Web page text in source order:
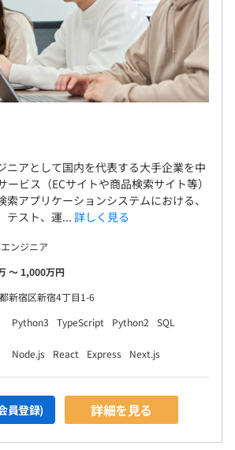
ニアとして国内を代表する大手企業を中
ービス（ECサイトや商品検索サイト等）
索アプリケーションシステムにおける、
テスト、運... 詳しく見る
ンジニア
〜 1,000万円
新宿区新宿4丁目1-6
Python3 TypeScript Python2
SQL
Node.js React Express Next.js
員登録) 詳細を見る